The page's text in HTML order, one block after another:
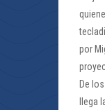
por
De
llega